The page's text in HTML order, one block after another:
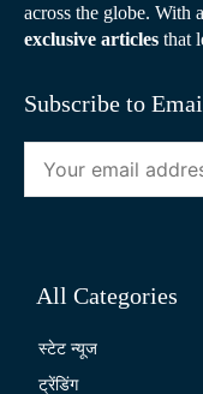
across the globe. With
exclusive articles that
Subscribe to
All Categories
स्टेट न्यूज
ट्रेंडिंग